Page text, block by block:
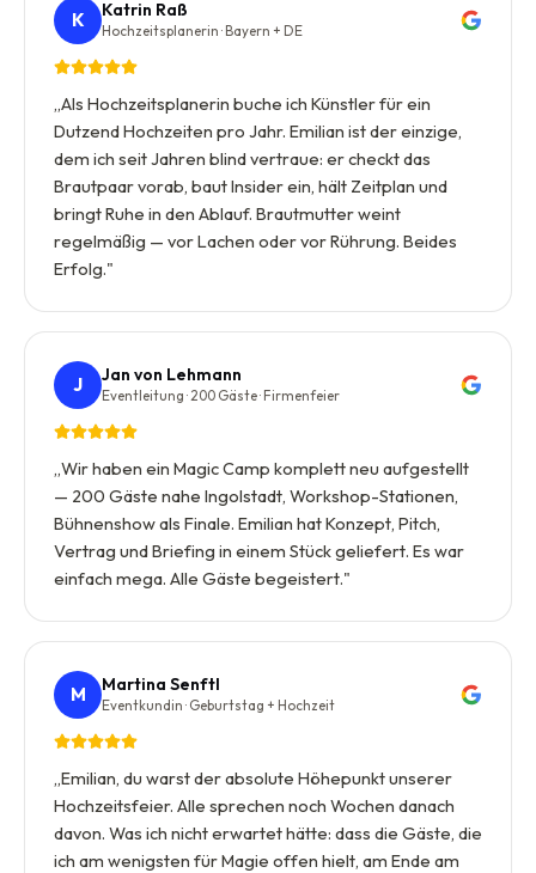
K Katrin Raß
Hochzeitsplanerin · Bayern + DE
„Als Hochzeitsplanerin buche ich Künstler für ein
Dutzend Hochzeiten pro Jahr. Emilian ist der einzige,
dem ich seit Jahren blind vertraue: er checkt das
Brautpaar vorab, baut Insider ein, hält Zeitplan und
bringt Ruhe in den Ablauf. Brautmutter weint
regelmäßig — vor Lachen oder vor Rührung. Beides
Erfolg."
J Jan von Lehmann
Eventleitung · 200 Gäste · Firmenfeier
„Wir haben ein Magic Camp komplett neu aufgestellt
— 200 Gäste nahe Ingolstadt, Workshop-Stationen,
Bühnenshow als Finale. Emilian hat Konzept, Pitch,
Vertrag und Briefing in einem Stück geliefert. Es war
einfach mega. Alle Gäste begeistert."
M Martina Senftl
Eventkundin · Geburtstag + Hochzeit
„Emilian, du warst der absolute Höhepunkt unserer
Hochzeitsfeier. Alle sprechen noch Wochen danach
davon. Was ich nicht erwartet hätte: dass die Gäste, die
ich am wenigsten für Magie offen hielt, am Ende am